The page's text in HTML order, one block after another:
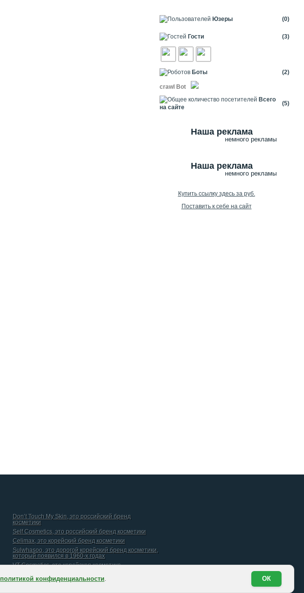
Юзеры (0)
Гости (3)
Боты (2)
crawl Bot
Всего
на сайте
(5)
Наша реклама
немного рекламы
Наша реклама
немного рекламы
Купить ссылку здесь за руб.
Поставить к себе на сайт
Don’t Touch My Skin, это российский бренд
косметики
Self Cosmetics, это российский бренд косметики
Celimax, это корейский бренд косметики
Sulwhasoo, это дорогой корейский бренд косметики,
который появился в 1960-х годах
VT Cosmetics, это корейская косметика
политикой конфиденциальности. ОК